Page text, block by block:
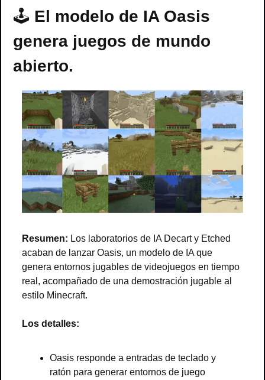
🕹 El modelo de IA Oasis
genera juegos de mundo
abierto.
Resumen: Los laboratorios de IA Decart y Etched
acaban de lanzar Oasis, un modelo de IA que
genera entornos jugables de videojuegos en tiempo
real, acompañado de una demostración jugable al
estilo Minecraft.
Los detalles:
Oasis responde a entradas de teclado y
ratón para generar entornos de juego